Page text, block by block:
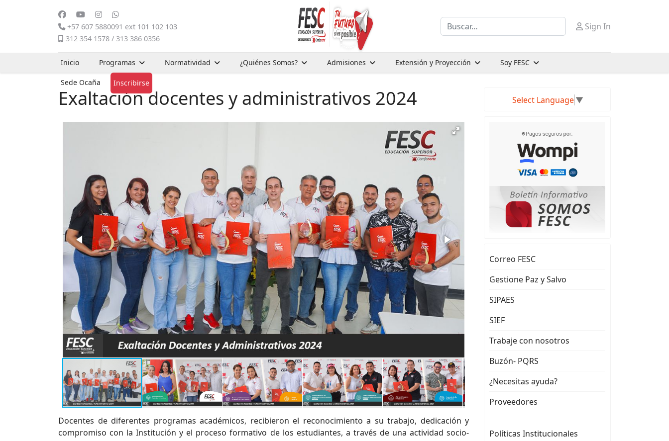
+57 607 5880091 ext 101 102 103
312 354 1578 / 313 386 0356
Buscar Sign In
Inicio Programas Normatividad ¿Quiénes Somos? Admisiones Extensión y Proyección Soy FESC
Sede Ocaña Inscribirse
Exaltación docentes y administrativos 2024
Docentes de diferentes programas académicos, recibieron el reconocimiento a su trabajo, dedicación y
compromiso con la Institución y el proceso formativo de los estudiantes, a través de una actividad socio-
Select Language ▼
Correo FESC
Gestione Paz y Salvo
SIPAES
SIEF
Trabaje con nosotros
Buzón- PQRS
¿Necesitas ayuda?
Proveedores
Políticas Institucionales